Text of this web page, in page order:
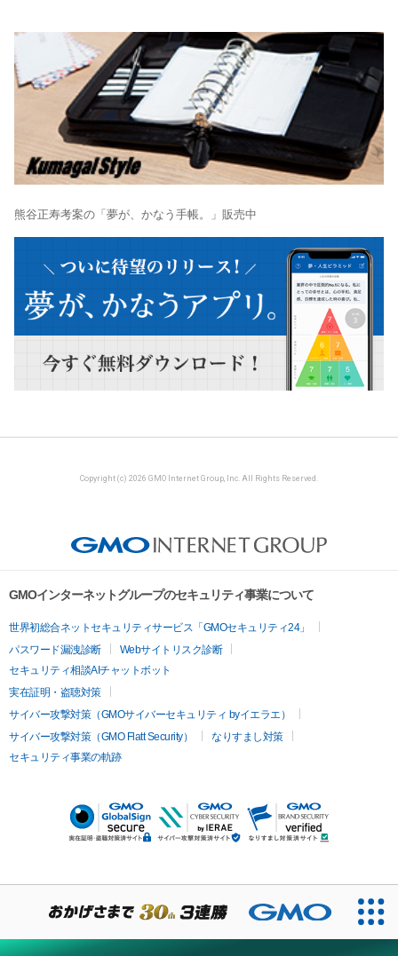
熊谷正寿考案の「夢が、かなう手帳。」販売中
Copyright (c) 2026 GMO Internet Group, Inc. All Rights Reserved.
GMOインターネットグループのセキュリティ事業について
世界初総合ネットセキュリティサービス「GMOセキュリティ24」
パスワード漏洩診断
Webサイトリスク診断
セキュリティ相談AIチャットボット
実在証明・盗聴対策
サイバー攻撃対策（GMOサイバーセキュリティ byイエラエ）
サイバー攻撃対策（GMO Flatt Security）
なりすまし対策
セキュリティ事業の軌跡